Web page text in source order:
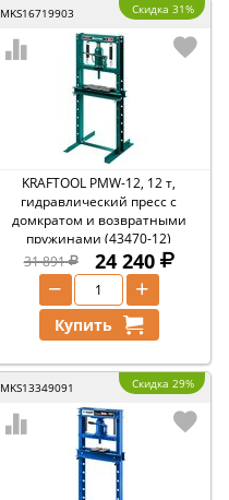
MKS16719903 Скидка 31%
KRAFTOOL PMW-12, 12 т,
гидравлический пресс с
домкратом и возвратными
пружинами (43470-12)
31 891
24 240
+
−
Купить
MKS13349091 Скидка 29%